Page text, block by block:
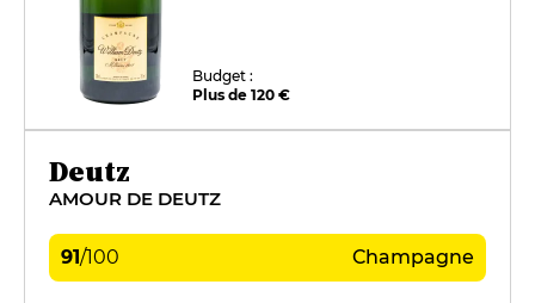
Budget :
Plus de 120 €
Deutz
AMOUR DE DEUTZ
91/100 Champagne